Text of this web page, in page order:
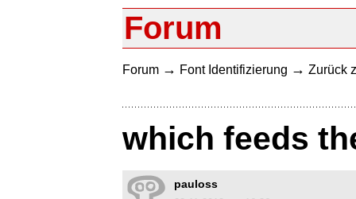
Forum
Forum → Font Identifizierung → Zurück
which feeds
pauloss